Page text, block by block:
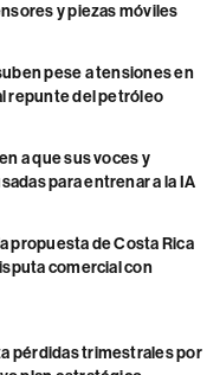
y piezas móviles
pese a tensiones en
repunte del petróleo
a que sus voces y
para entrenar a la IA
propuesta de Costa Rica
comercial con
pérdidas trimestrales por